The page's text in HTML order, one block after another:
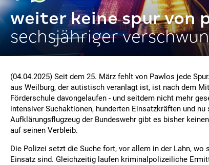
weiter keine spur von
sechsjähriger
(04.04.2025) Seit dem 25. März fehlt von Pawlos jede
aus Weilburg, der autistisch veranlagt ist, ist nach dem
Förderschule davongelaufen - und seitdem nicht mehr
intensiver Suchaktionen, hunderten Einsatzkräften und nu
Aufklärungsflugzeug der Bundeswehr gibt es bisher
auf seinen Verbleib.
Die Polizei setzt die Suche fort, vor allem in der Lahn, wo
Einsatz sind. Gleichzeitig laufen kriminalpolizeiliche